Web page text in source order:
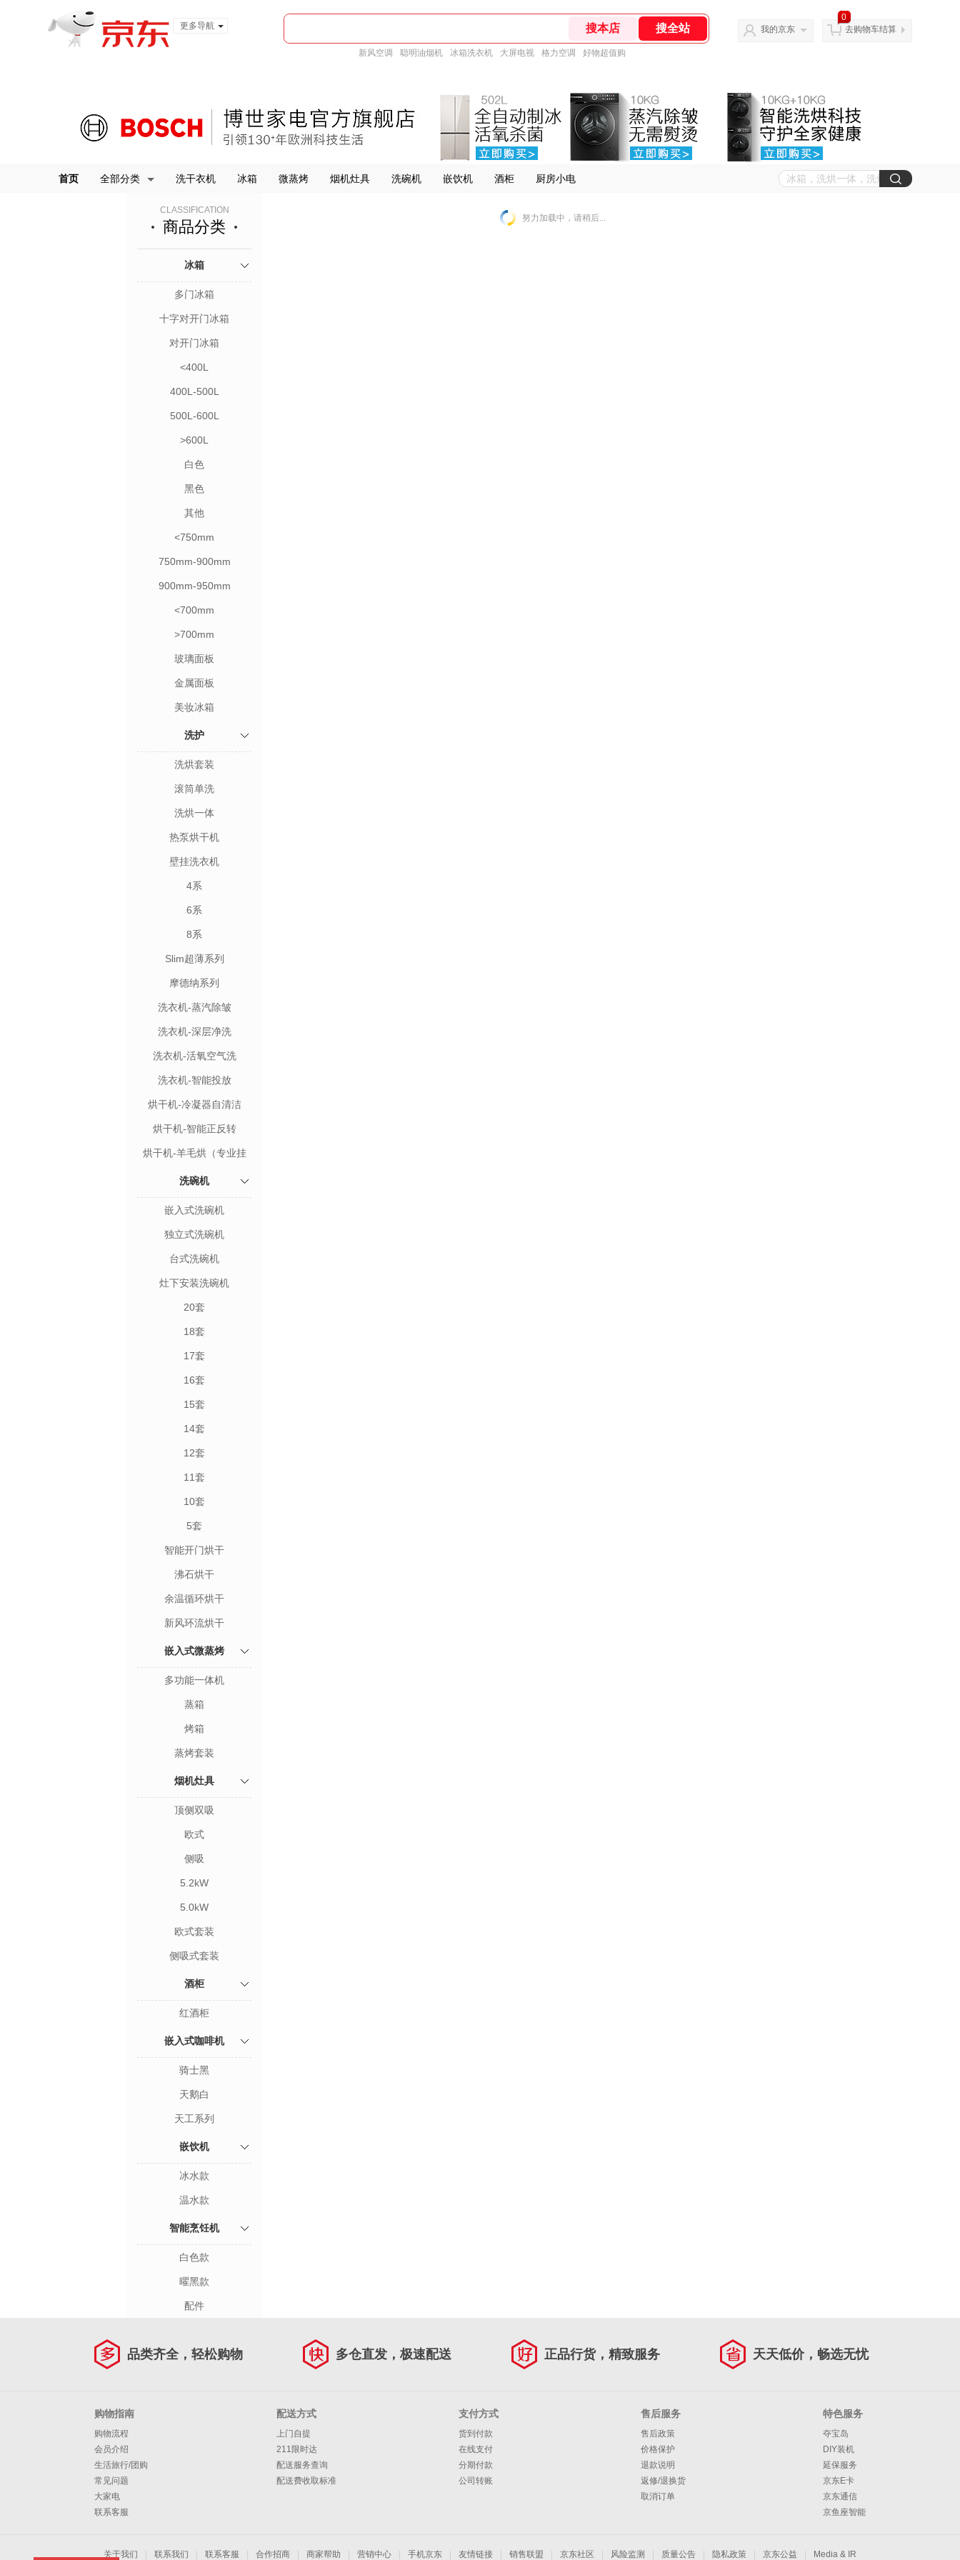
更多导航
新风空调 聪明油烟机 冰箱洗衣机 大屏电视 格力空调 好物超值购
我的京东
0
去购物车结算
首页 全部分类 洗干衣机 冰箱 微蒸烤 烟机灶具 洗碗机 嵌饮机 酒柜 厨房小电
CLASSIFICATION
商品分类
冰箱
多门冰箱
十字对开门冰箱
对开门冰箱
<400L
400L-500L
500L-600L
>600L
白色
黑色
其他
<750mm
750mm-900mm
900mm-950mm
<700mm
>700mm
玻璃面板
金属面板
美妆冰箱
洗护
洗烘套装
滚筒单洗
洗烘一体
热泵烘干机
壁挂洗衣机
4系
6系
8系
Slim超薄系列
摩德纳系列
洗衣机-蒸汽除皱
洗衣机-深层净洗
洗衣机-活氧空气洗
洗衣机-智能投放
烘干机-冷凝器自清洁
烘干机-智能正反转
烘干机-羊毛烘（专业挂
洗碗机
嵌入式洗碗机
独立式洗碗机
台式洗碗机
灶下安装洗碗机
20套
18套
17套
16套
15套
14套
12套
11套
10套
5套
智能开门烘干
沸石烘干
余温循环烘干
新风环流烘干
嵌入式微蒸烤
多功能一体机
蒸箱
烤箱
蒸烤套装
烟机灶具
顶侧双吸
欧式
侧吸
5.2kW
5.0kW
欧式套装
侧吸式套装
酒柜
红酒柜
嵌入式咖啡机
骑士黑
天鹅白
天工系列
嵌饮机
冰水款
温水款
智能烹饪机
白色款
曜黑款
配件
努力加载中，请稍后...
品类齐全，轻松购物 多仓直发，极速配送 正品行货，精致服务 天天低价，畅选无忧
购物指南
购物流程
会员介绍
生活旅行/团购
常见问题
大家电
联系客服
配送方式
上门自提
211限时达
配送服务查询
配送费收取标准
支付方式
货到付款
在线支付
分期付款
公司转账
售后服务
售后政策
价格保护
退款说明
返修/退换货
取消订单
特色服务
夺宝岛
DIY装机
延保服务
京东E卡
京东通信
京鱼座智能
关于我们 联系我们 联系客服 合作招商 商家帮助 营销中心 手机京东 友情链接 销售联盟 京东社区 风险监测 质量公告 隐私政策 京东公益 Media & IR